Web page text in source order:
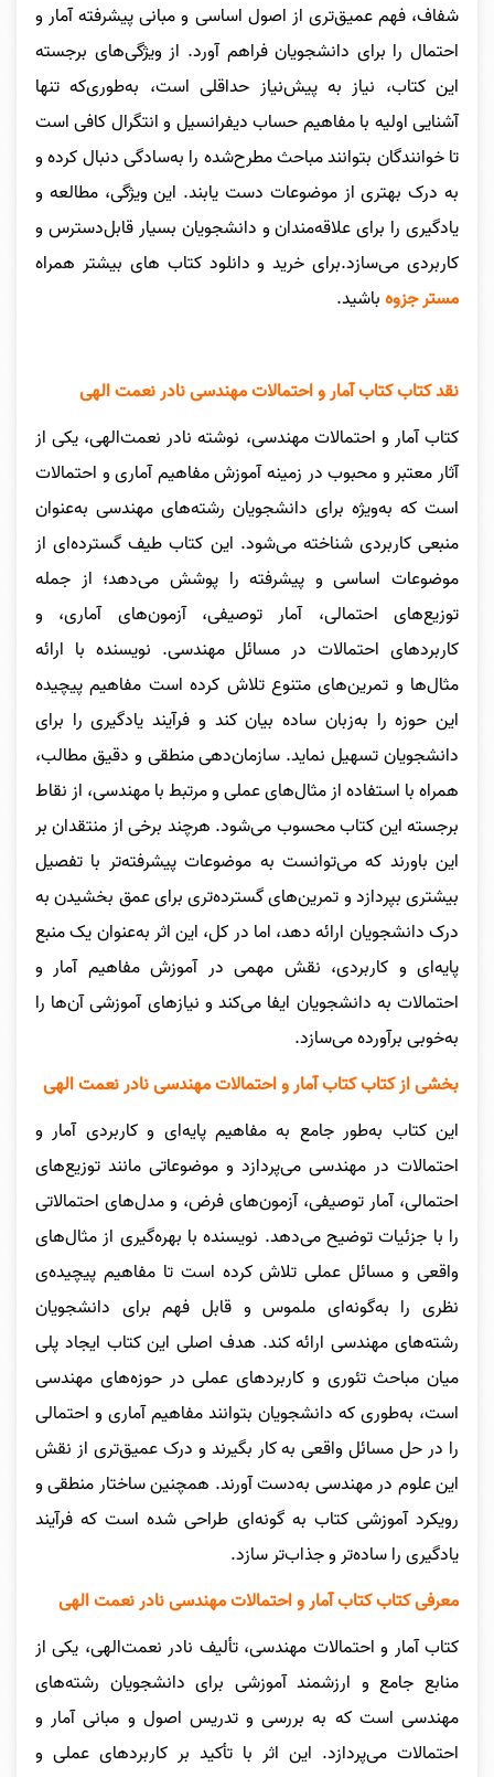
شفاف، فهم عمیق‌تری از اصول اساسی و مبانی پیشرفته آمار و
احتمال را برای دانشجویان فراهم آورد. از ویژگی‌های برجسته
این کتاب، نیاز به پیش‌نیاز حداقلی است، به‌طوری‌که تنها
آشنایی اولیه با مفاهیم حساب دیفرانسیل و انتگرال کافی است
تا خوانندگان بتوانند مباحث مطرح‌شده را به‌سادگی دنبال کرده و
به درک بهتری از موضوعات دست یابند. این ویژگی، مطالعه و
یادگیری را برای علاقه‌مندان و دانشجویان بسیار قابل‌دسترس و
کاربردی می‌سازد.برای خرید و دانلود کتاب های بیشتر همراه
مستر جزوهباشید.
نقد کتاب کتاب آمار و احتمالات مهندسی نادر نعمت الهی
کتاب آمار و احتمالات مهندسی، نوشته نادر نعمت‌الهی، یکی از
آثار معتبر و محبوب در زمینه آموزش مفاهیم آماری و احتمالات
است که به‌ویژه برای دانشجویان رشته‌های مهندسی به‌عنوان
منبعی کاربردی شناخته می‌شود. این کتاب طیف گسترده‌ای از
موضوعات اساسی و پیشرفته را پوشش می‌دهد؛ از جمله
توزیع‌های احتمالی، آمار توصیفی، آزمون‌های آماری، و
کاربردهای احتمالات در مسائل مهندسی. نویسنده با ارائه
مثال‌ها و تمرین‌های متنوع تلاش کرده است مفاهیم پیچیده
این حوزه را به‌زبان ساده بیان کند و فرآیند یادگیری را برای
دانشجویان تسهیل نماید. سازمان‌دهی منطقی و دقیق مطالب،
همراه با استفاده از مثال‌های عملی و مرتبط با مهندسی، از نقاط
برجسته این کتاب محسوب می‌شود. هرچند برخی از منتقدان بر
این باورند که می‌توانست به موضوعات پیشرفته‌تر با تفصیل
بیشتری بپردازد و تمرین‌های گسترده‌تری برای عمق بخشیدن به
درک دانشجویان ارائه دهد، اما در کل، این اثر به‌عنوان یک منبع
پایه‌ای و کاربردی، نقش مهمی در آموزش مفاهیم آمار و
احتمالات به دانشجویان ایفا می‌کند و نیازهای آموزشی آن‌ها را
به‌خوبی برآورده می‌سازد.
بخشی از کتاب کتاب آمار و احتمالات مهندسی نادر نعمت الهی
این کتاب به‌طور جامع به مفاهیم پایه‌ای و کاربردی آمار و
احتمالات در مهندسی می‌پردازد و موضوعاتی مانند توزیع‌های
احتمالی، آمار توصیفی، آزمون‌های فرض، و مدل‌های احتمالاتی
را با جزئیات توضیح می‌دهد. نویسنده با بهره‌گیری از مثال‌های
واقعی و مسائل عملی تلاش کرده است تا مفاهیم پیچیده‌ی
نظری را به‌گونه‌ای ملموس و قابل فهم برای دانشجویان
رشته‌های مهندسی ارائه کند. هدف اصلی این کتاب ایجاد پلی
میان مباحث تئوری و کاربردهای عملی در حوزه‌های مهندسی
است، به‌طوری که دانشجویان بتوانند مفاهیم آماری و احتمالی
را در حل مسائل واقعی به کار بگیرند و درک عمیق‌تری از نقش
این علوم در مهندسی به‌دست آورند. همچنین ساختار منطقی و
رویکرد آموزشی کتاب به گونه‌ای طراحی شده است که فرآیند
یادگیری را ساده‌تر و جذاب‌تر سازد.
معرفی کتاب کتاب آمار و احتمالات مهندسی نادر نعمت الهی
کتاب آمار و احتمالات مهندسی، تألیف نادر نعمت‌الهی، یکی از
منابع جامع و ارزشمند آموزشی برای دانشجویان رشته‌های
مهندسی است که به بررسی و تدریس اصول و مبانی آمار و
احتمالات می‌پردازد. این اثر با تأکید بر کاربردهای عملی و